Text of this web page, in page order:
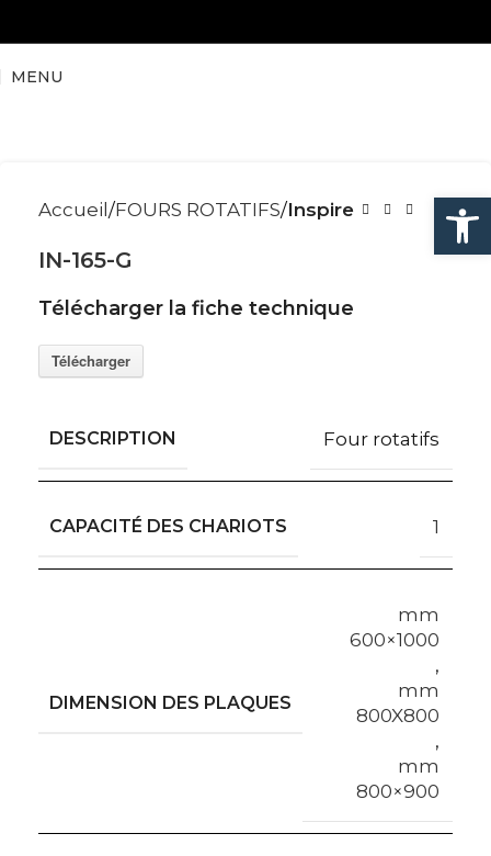
Ouvrir
MENU
Accueil FOURS ROTATIFS Inspire
IN-165-G
Télécharger la fiche technique
Télécharger
DESCRIPTION Four rotatifs
CAPACITÉ DES CHARIOTS 1
DIMENSION DES PLAQUES
mm
600×1000
,
mm
800X800
,
mm
800×900